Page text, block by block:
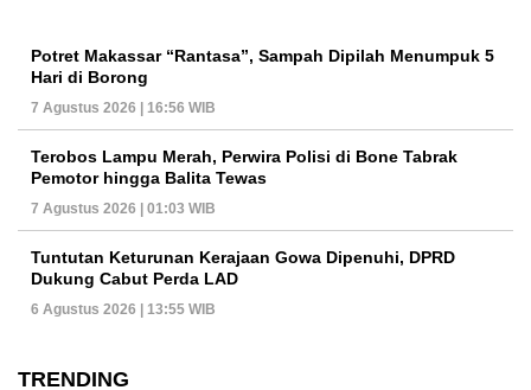
Potret Makassar “Rantasa”, Sampah Dipilah Menumpuk 5
Hari di Borong
7 Agustus 2026 | 16:56 WIB
Terobos Lampu Merah, Perwira Polisi di Bone Tabrak
Pemotor hingga Balita Tewas
7 Agustus 2026 | 01:03 WIB
Tuntutan Keturunan Kerajaan Gowa Dipenuhi, DPRD
Dukung Cabut Perda LAD
6 Agustus 2026 | 13:55 WIB
TRENDING